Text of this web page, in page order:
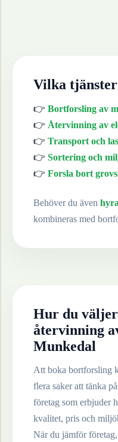
Vilka
👉 Bortforsling av
👉 Återvinning av
👉 Transport och
👉 Sortering och
👉 Forsla bort
Behöver du även
kombineras med
Hur du
återvinning
Munkedal
Att boka bortforsling
flera saker att tänka
företag som erbjuder
kvalitet, pris och
När du jämför